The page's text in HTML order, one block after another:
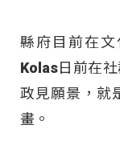
縣府目前在
Kolas日前在
政見願景，就
畫。